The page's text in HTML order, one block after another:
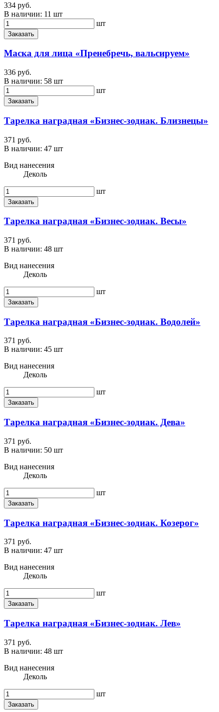
334 руб.
В наличии: 11 шт
шт
Заказать
Маска для лица «Пренебречь, вальсируем»
336 руб.
В наличии: 58 шт
шт
Заказать
Тарелка наградная «Бизнес-зодиак. Близнецы»
371 руб.
В наличии: 47 шт
Вид нанесения
Деколь
шт
Заказать
Тарелка наградная «Бизнес-зодиак. Весы»
371 руб.
В наличии: 48 шт
Вид нанесения
Деколь
шт
Заказать
Тарелка наградная «Бизнес-зодиак. Водолей»
371 руб.
В наличии: 45 шт
Вид нанесения
Деколь
шт
Заказать
Тарелка наградная «Бизнес-зодиак. Дева»
371 руб.
В наличии: 50 шт
Вид нанесения
Деколь
шт
Заказать
Тарелка наградная «Бизнес-зодиак. Козерог»
371 руб.
В наличии: 47 шт
Вид нанесения
Деколь
шт
Заказать
Тарелка наградная «Бизнес-зодиак. Лев»
371 руб.
В наличии: 48 шт
Вид нанесения
Деколь
шт
Заказать